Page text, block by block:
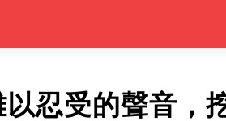
忍受的聲音，